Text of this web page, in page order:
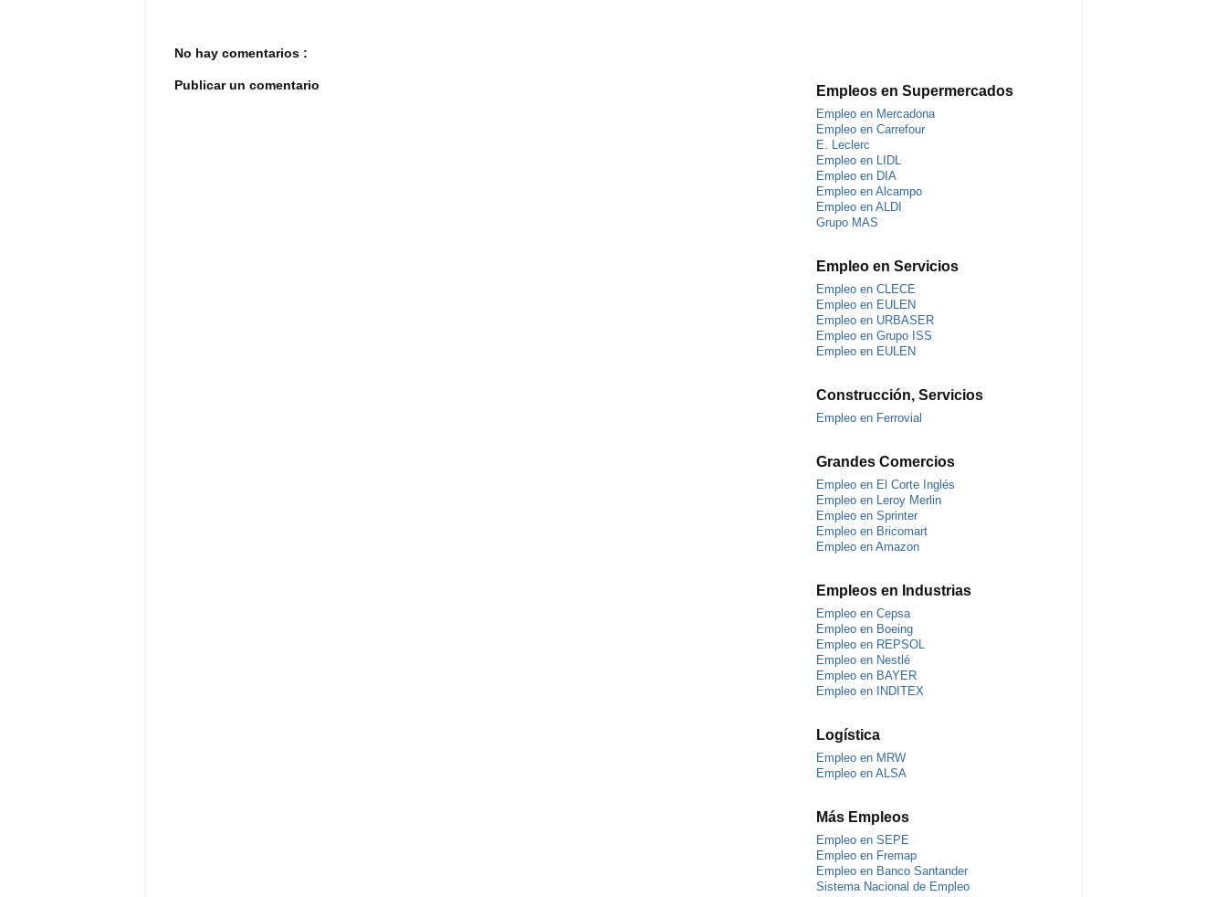
No hay comentarios :
Publicar un comentario Empleos en Supermercados
Empleo en Mercadona
Empleo en Carrefour
E. Leclerc
Empleo en LIDL
Empleo en DIA
Empleo en Alcampo
Empleo en ALDI
Grupo MAS
Empleo en Servicios
Empleo en CLECE
Empleo en EULEN
Empleo en URBASER
Empleo en Grupo ISS
Empleo en EULEN
Construcción, Servicios
Empleo en Ferrovial
Grandes Comercios
Empleo en El Corte Inglés
Empleo en Leroy Merlin
Empleo en Sprinter
Empleo en Bricomart
Empleo en Amazon
Empleos en Industrias
Empleo en Cepsa
Empleo en Boeing
Empleo en REPSOL
Empleo en Nestlé
Empleo en BAYER
Empleo en INDITEX
Logística
Empleo en MRW
Empleo en ALSA
Más Empleos
Empleo en SEPE
Empleo en Fremap
Empleo en Banco Santander
Sistema Nacional de Empleo